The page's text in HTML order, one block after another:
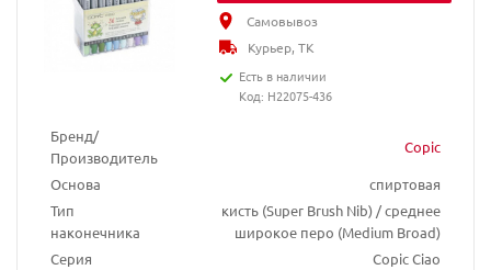
Бренд/
Производитель
Copic
Основа
спиртовая
Тип
наконечника
кисть (Super Brush Nib) / среднее
широкое перо (Medium Broad)
Серия
Copic Ciao
Самовывоз
Курьер, ТК
Есть в наличии
Код: H22075-436